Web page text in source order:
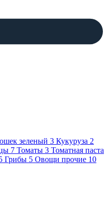
зеленый 3 Кукуруза 2
7 Томаты 3 Томатная паста
Грибы 5 Овощи прочие 10